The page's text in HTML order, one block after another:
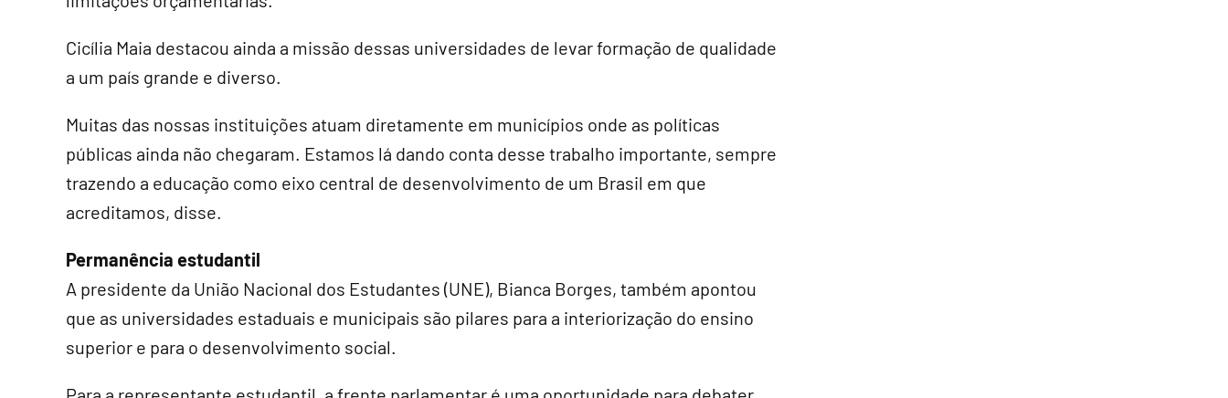
Cicília Maia destacou ainda a missão dessas universidades de levar formação de qualidade
a um país grande e diverso.
Muitas das nossas instituições atuam diretamente em municípios onde as políticas
públicas ainda não chegaram. Estamos lá dando conta desse trabalho importante, sempre
trazendo a educação como eixo central de desenvolvimento de um Brasil em que
acreditamos, disse.
Permanência estudantil
A presidente da União Nacional dos Estudantes (UNE), Bianca Borges, também apontou
que as universidades estaduais e municipais são pilares para a interiorização do ensino
superior e para o desenvolvimento social.